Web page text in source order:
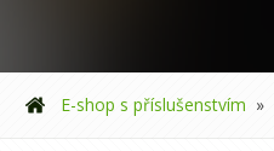
E-shop s příslušenstvím »